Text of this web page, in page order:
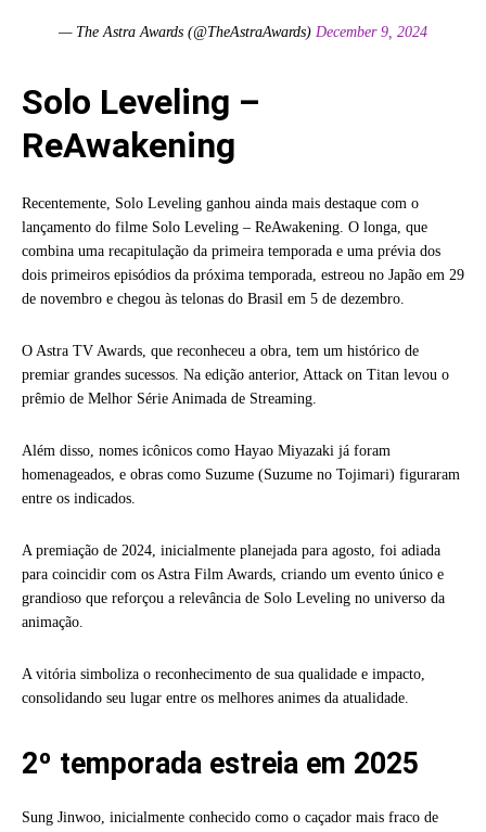
— The Astra Awards (@TheAstraAwards) December 9, 2024
Solo Leveling –
ReAwakening
Recentemente, Solo Leveling ganhou ainda mais destaque com o
lançamento do filme Solo Leveling – ReAwakening. O longa, que
combina uma recapitulação da primeira temporada e uma prévia dos
dois primeiros episódios da próxima temporada, estreou no Japão em 29
de novembro e chegou às telonas do Brasil em 5 de dezembro.
O Astra TV Awards, que reconheceu a obra, tem um histórico de
premiar grandes sucessos. Na edição anterior, Attack on Titan levou o
prêmio de Melhor Série Animada de Streaming.
Além disso, nomes icônicos como Hayao Miyazaki já foram
homenageados, e obras como Suzume (Suzume no Tojimari) figuraram
entre os indicados.
A premiação de 2024, inicialmente planejada para agosto, foi adiada
para coincidir com os Astra Film Awards, criando um evento único e
grandioso que reforçou a relevância de Solo Leveling no universo da
animação.
A vitória simboliza o reconhecimento de sua qualidade e impacto,
consolidando seu lugar entre os melhores animes da atualidade.
2º temporada estreia em 2025
Sung Jinwoo, inicialmente conhecido como o caçador mais fraco de